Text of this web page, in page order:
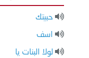
حبيتك
اسف
لولا البنات يا